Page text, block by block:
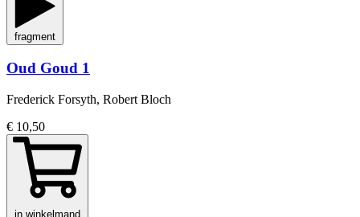
fragment
Oud Goud 1
Frederick Forsyth, Robert Bloch
€ 10,50
in winkelmand